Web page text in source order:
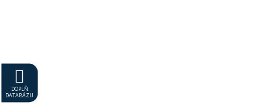

DOPLŇ
DATABÁZU